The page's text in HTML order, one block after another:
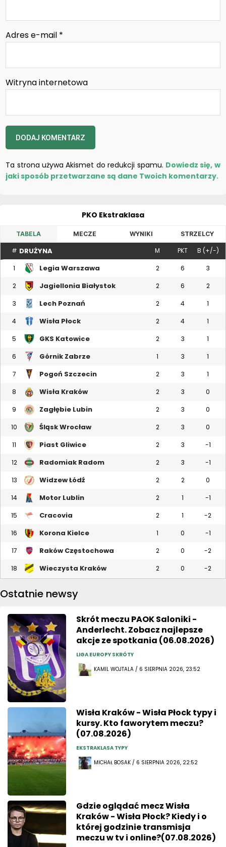
Adres e-mail *
Witryna internetowa
Ta strona używa Akismet do redukcji spamu. Dowiedz się, w
jaki sposób przetwarzane są dane Twoich komentarzy.
PKO Ekstraklasa
TABELA MECZE WYNIKI STRZELCY
# DRUŻYNA M PKT B (+/-)
1 Legia Warszawa 2 6 3
2 Jagiellonia Białystok 2 6 2
3 Lech Poznań 2 4 1
4 Wisła Płock 2 4 1
5 GKS Katowice 2 3 1
6 Górnik Zabrze 1 3 1
7 Pogoń Szczecin 2 3 1
8 Wisła Kraków 2 3 0
9 Zagłębie Lubin 2 3 0
10 Śląsk Wrocław 2 3 0
11 Piast Gliwice 2 3 -1
12 Radomiak Radom 2 3 -1
13 Widzew Łódź 2 2 0
14 Motor Lublin 2 1 -1
15 Cracovia 2 1 -2
16 Korona Kielce 1 0 -1
17 Raków Częstochowa 2 0 -2
18 Wieczysta Kraków 2 0 -2
Ostatnie newsy
Skrót meczu PAOK Saloniki -
Anderlecht. Zobacz najlepsze
akcje ze spotkania (06.08.2026)
LIGA EUROPY SKRÓTY
KAMIL WOJTALA / 6 SIERPNIA 2026, 23:52
Wisła Kraków - Wisła Płock typy i
kursy. Kto faworytem meczu?
(07.08.2026)
EKSTRAKLASA TYPY
MICHAŁ BOSAK / 6 SIERPNIA 2026, 22:52
Gdzie oglądać mecz Wisła
Kraków - Wisła Płock? Kiedy i o
której godzinie transmisja
meczu w tv i online?(07.08.2026)